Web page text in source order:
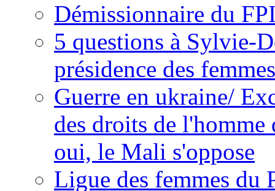
Démissionnaire du
5 questions à Sylvie-
présidence des
Guerre en ukraine/
des droits de
oui, le Mali s'oppose
Ligue des femmes du